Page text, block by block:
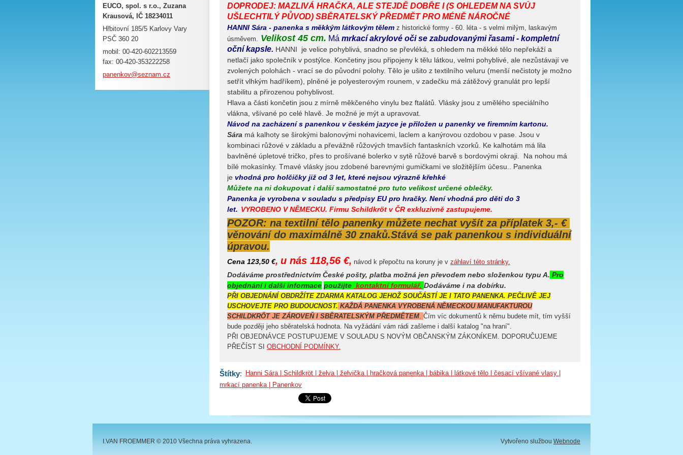
DOPRODEJ: MAZLIVÁ HRAČKA, ALE STEJDĚ DOBŘE I (S OHLEDEM NA SVŮJ
UŠLECHTILÝ PŮVOD) SBĚRATELSKÝ PŘEDMĚT PRO MÉNĚ NÁROČNÉ
HANNI Sára - panenka s měkkým látkovým tělem z historické formy - 60. léta - s velmi milým, laskavým
úsměvem. Velikost 45 cm. Má mrkací akrylové oči se zabudovanými řasami - kompletní
oční kapsle. HANNI je velice pohyblivá, snadno se převléká, s ohledem na měkké tělo nepřekáží a
netlačí jako společník v postýlce. Končetiny jsou připojeny k tělu látkou, velmi pohyblivé, ale nezůstávají ve
zvolených polohách - vrací se do původní polohy. Tělo je ušito z textilního veluru (menší nečistoty je možno
setřít vlhkým hadříkem), plněné je polyesterovým rounem, v zadečku má zátěžový granulát pro lepší
stabilitu a přirozenou pohyblivost.
Hlava a části končetin jsou z mírně měkčeného vinylu bez ftalátů. Vlásky jsou z umělého speciálního
vlákna, všívané po celé hlavě. Je možné je mýt a upravovat.
Návod na zacházení s panenkou v českém jazyce je přiložen u panenky ve firemním kartonu.
Sára má kalhoty se širokými balonovými nohavicemi, laclem a kanýrovou ozdobou v pase. Jsou v
kombinaci růžové v základu a převážně růžových tmavších fantaskních vzorků. Ke kalhotám má lila
bavlněné úpletové tričko, přes to prošívané bolerko v sytě růžové barvě s bordovými okraji. Na nohou má
bílé mokasínky. Tmavé vlásky jsou zdobené barevnými gumičkami ve složitějším účesu.. Panenka
je vhodná pro holčičky již od 3 let, které nejsou výrazně křehké
Můžete na ni dokupovat i další samostatné pro tuto velikost určené oblečky.
Panenka je vyrobena v souladu s předpisy EU pro hračky. Není vhodná pro děti do 3
let. VYROBENO V NĚMECKU. Firmu Schildkröt v ČR exkluzivně zastupujeme.
POZOR: na textilní tělo panenky můžete nechat vyšít za příplatek 3,- €
věnování do maximálně 30 znaků.Stává se pak panenkou s individuální
úpravou.
Cena 123,50 €, u nás 118,56 €, návod k přepočtu na koruny je v záhlaví této stránky.
Dodáváme prostřednictvím České pošty, platba možná jen převodem nebo složenkou typu A. Pro
objednání i další informace použijte kontaktní formulář. Dodáváme i na dobírku.
PŘI OBJEDNÁNÍ OBDRŽÍTE ZDARMA KATALOG JEHOŽ SOUČÁSTÍ JE I TATO PANENKA. PEČLIVĚ JEJ
USCHOVEJTE PRO BUDOUCNOST. KAŽDÁ PANENKA VYROBENÁ NĚMECKOU MANUFAKTUROU
SCHILDKRÖT JE ZÁROVEŇ I SBĚRATELSKÝM PŘEDMĚTEM. Čím víc dokumentů k němu budete mít, tím vyšší
bude později jeho sběratelská hodnota. Na vyžádání vám rádi zašleme i další katalog "na hraní".
PŘI OBJEDNÁVCE POSTUPUJEME V SOULADU S NOVÝM OBČANSKÝM ZÁKONÍKEM. DOPORUČUJEME
PŘEČÍST SI OBCHODNÍ PODMÍNKY.
Štítky:
Hanni Sára | Schildkröt | želva | želvička | hračková panenka | bábika | látkové tělo | česací všívané vlasy |
mrkací panenka | Panenkov
EUCO, spol. s r.o., Zuzana
Krausová, IČ 18234011
Hřbitovní 185/5 Karlovy Vary
PSČ 360 20
mobil: 00-420-602213559
fax: 00-420-353222258
panenkov@seznam.cz
I.VAN FROEMMER © 2010 Všechna práva vyhrazena. Vytvořeno službou Webnode